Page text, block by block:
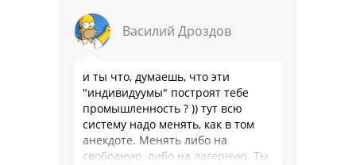
Или только две крайности? Хватит
…
Василий Дроздов
и ты что, думаешь, что эти
"индивидуумы" построят тебе
промышленность ? )) тут всю
систему надо менять, как в том
анекдоте. Менять либо на
свободную, либо на лагерную. Ты,